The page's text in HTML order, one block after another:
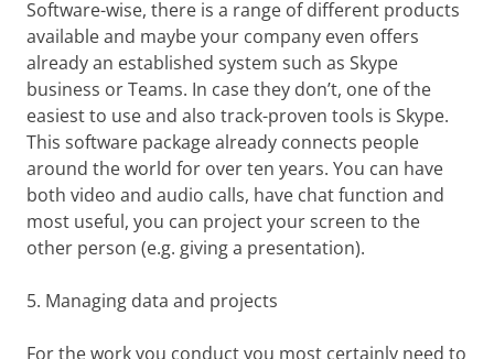
Software-wise, there is a range of different products
available and maybe your company even offers
already an established system such as Skype
business or Teams. In case they don’t, one of the
easiest to use and also track-proven tools is Skype.
This software package already connects people
around the world for over ten years. You can have
both video and audio calls, have chat function and
most useful, you can project your screen to the
other person (e.g. giving a presentation).
5. Managing data and projects
For the work you conduct you most certainly need to